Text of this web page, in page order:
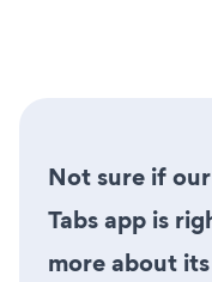
Not sure if
Tabs app is
more about